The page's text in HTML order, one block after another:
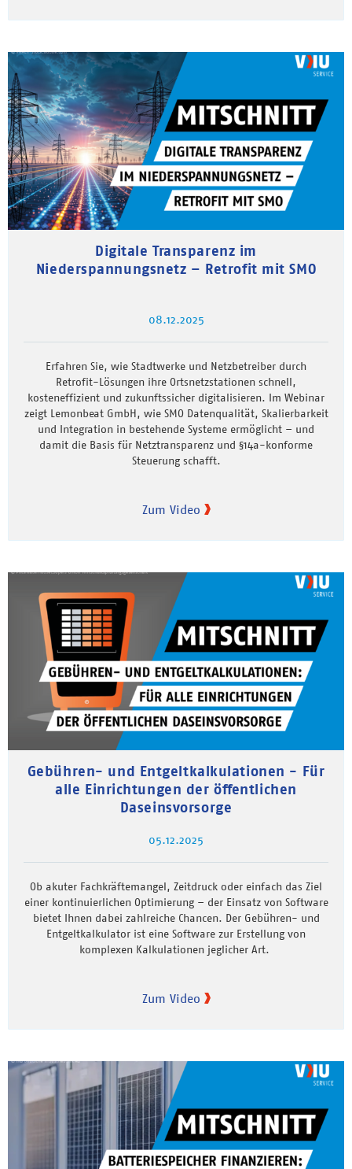
Digitale Transparenz im
Niederspannungsnetz – Retrofit mit SMO
08.12.2025
Erfahren Sie, wie Stadtwerke und Netzbetreiber durch
Retrofit-Lösungen ihre Ortsnetzstationen schnell,
kosteneffizient und zukunftssicher digitalisieren. Im Webinar
zeigt Lemonbeat GmbH, wie SMO Datenqualität, Skalierbarkeit
und Integration in bestehende Systeme ermöglicht – und
damit die Basis für Netztransparenz und §14a-konforme
Steuerung schafft.
Zum Video
Gebühren- und Entgeltkalkulationen - Für
alle Einrichtungen der öffentlichen
Daseinsvorsorge
05.12.2025
Ob akuter Fachkräftemangel, Zeitdruck oder einfach das Ziel
einer kontinuierlichen Optimierung – der Einsatz von Software
bietet Ihnen dabei zahlreiche Chancen. Der Gebühren- und
Entgeltkalkulator ist eine Software zur Erstellung von
komplexen Kalkulationen jeglicher Art.
Zum Video